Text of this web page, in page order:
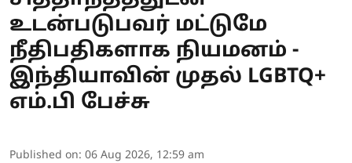
உடன்படுபவர் மட்டுமே
நீதிபதிகளாக நியமனம் -
இந்தியாவின் முதல் LGBTQ+
எம்.பி பேச்சு
Published on: 06 Aug 2026, 12:59 am